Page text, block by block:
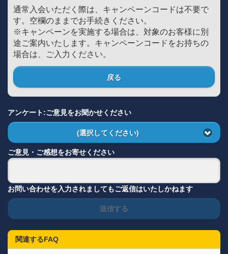
通常入会いただく際は、キャンペーンコードは不要で
す。空欄のままでお手続きください。
※キャンペーンを実施する場合は、対象のお客様に別
途ご案内いたします。キャンペーンコードをお持ちの
場合は、ご入力ください。
戻る
アンケート:ご意見をお聞かせください
(選択してください)
ご意見・ご感想をお寄せください
お問い合わせを入力されましてもご返信はいたしかねます
送信する
関連するFAQ